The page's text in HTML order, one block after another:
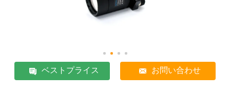
ベストプライス お問い合わせ